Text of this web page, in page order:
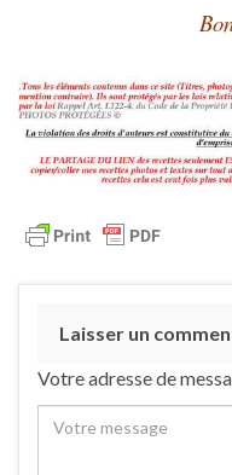
Laisser un
Votre adresse de